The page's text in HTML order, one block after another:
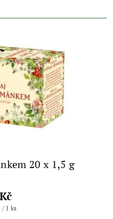
20 x 1,5 g
/ 1 ks